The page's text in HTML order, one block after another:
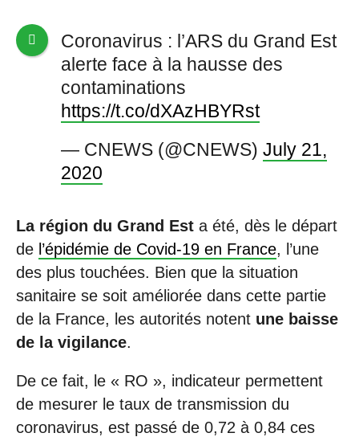
Coronavirus : l’ARS du Grand Est
alerte face à la hausse des
contaminations
https://t.co/dXAzHBYRst
— CNEWS (@CNEWS)July 21,
2020
La région du Grand Est a été, dès le départ
de l’épidémie de Covid-19 en France, l’une
des plus touchées. Bien que la situation
sanitaire se soit améliorée dans cette partie
de la France, les autorités notent une baisse
de la vigilance.
De ce fait, le « RO », indicateur permettent
de mesurer le taux de transmission du
coronavirus, est passé de 0,72 à 0,84 ces